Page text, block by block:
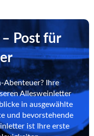
Post für
Abenteuer? Ihre
Allesweinletter
in ausgewählte
und bevorstehende
ist Ihre erste